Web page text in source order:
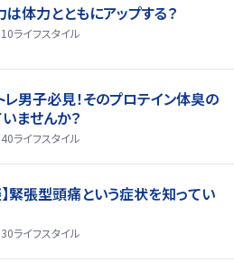
体力とともにアップする？
ライフスタイル
男子必見！そのプロテイン体臭の
ませんか？
ライフスタイル
緊張型頭痛という症状を知ってい
ライフスタイル